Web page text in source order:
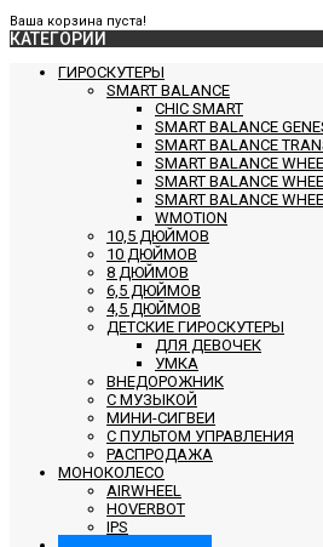
Ваша корзина пуста!
КАТЕГОРИИ
ГИРОСКУТЕРЫ
SMART BALANCE
CHIC SMART
SMART BALANCE
SMART BALANCE
SMART BALANCE
SMART BALANCE
SMART BALANCE
WMOTION
10,5 ДЮЙМОВ
10 ДЮЙМОВ
8 ДЮЙМОВ
6,5 ДЮЙМОВ
4,5 ДЮЙМОВ
ДЕТСКИЕ ГИРОСКУТЕРЫ
ДЛЯ ДЕВОЧЕК
УМКА
ВНЕДОРОЖНИК
С МУЗЫКОЙ
МИНИ-СИГВЕИ
С ПУЛЬТОМ УПРАВЛЕНИЯ
РАСПРОДАЖА
МОНОКОЛЕСО
AIRWHEEL
HOVERBOT
IPS